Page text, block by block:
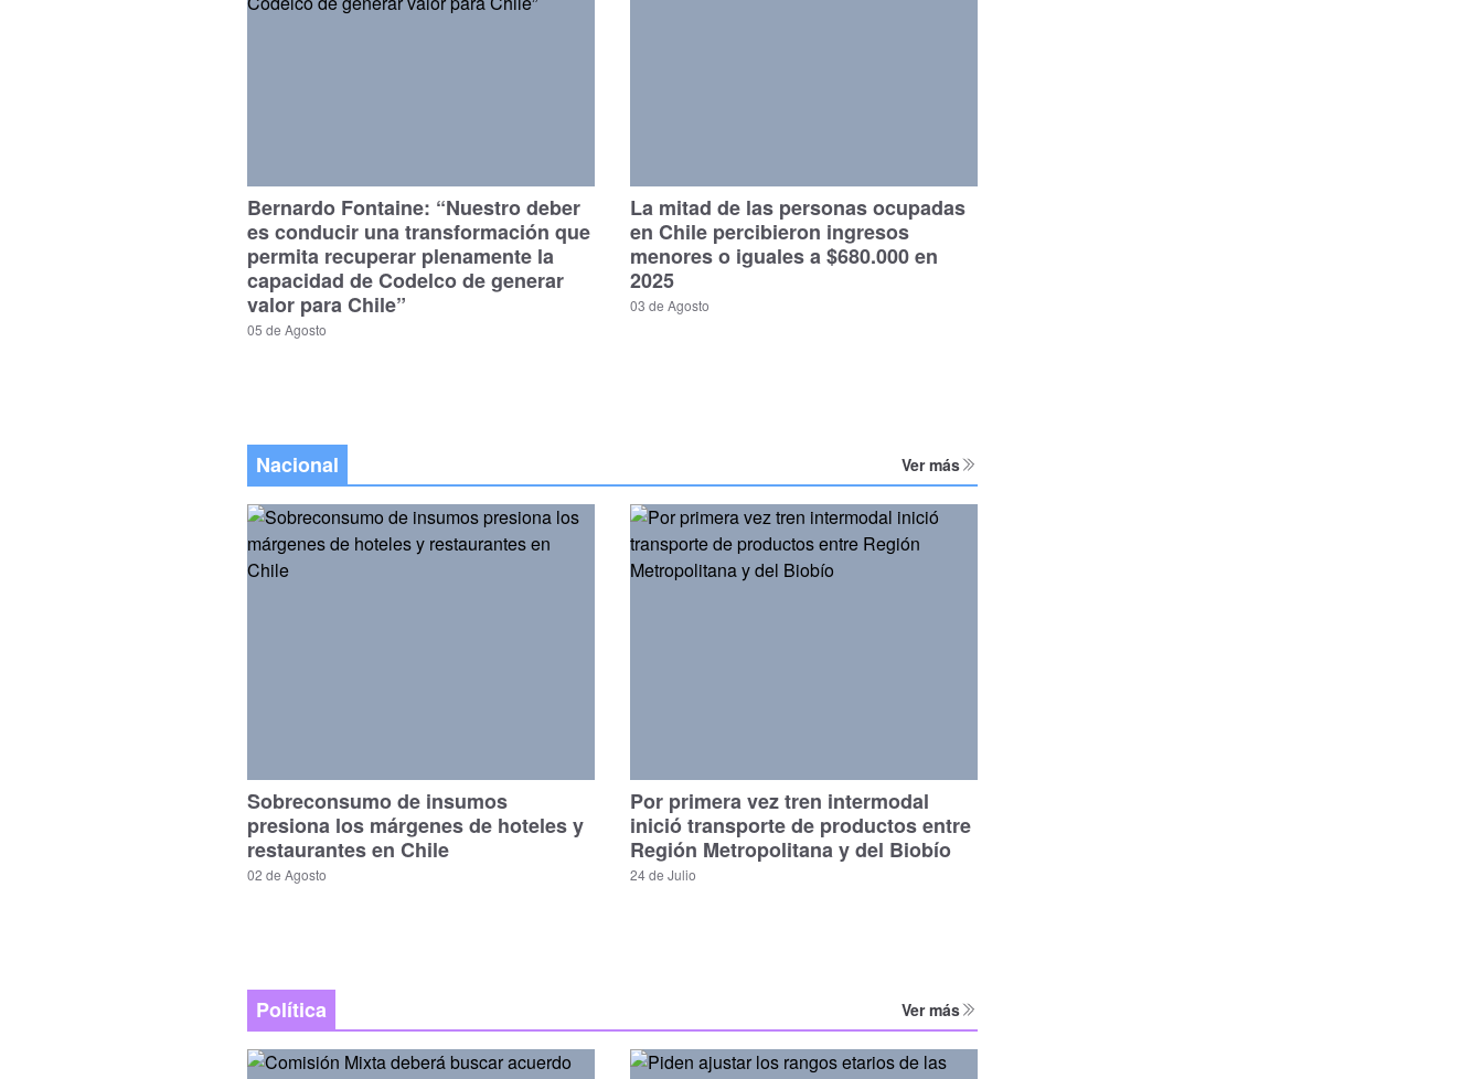
Bernardo Fontaine: “Nuestro deber
es conducir una transformación que
permita recuperar plenamente la
capacidad de Codelco de generar
valor para Chile”
05 de Agosto
La mitad de las personas ocupadas
en Chile percibieron ingresos
menores o iguales a $680.000 en
2025
03 de Agosto
Nacional Ver más
Sobreconsumo de insumos
presiona los márgenes de hoteles y
restaurantes en Chile
02 de Agosto
Por primera vez tren intermodal
inició transporte de productos entre
Región Metropolitana y del Biobío
24 de Julio
Política Ver más